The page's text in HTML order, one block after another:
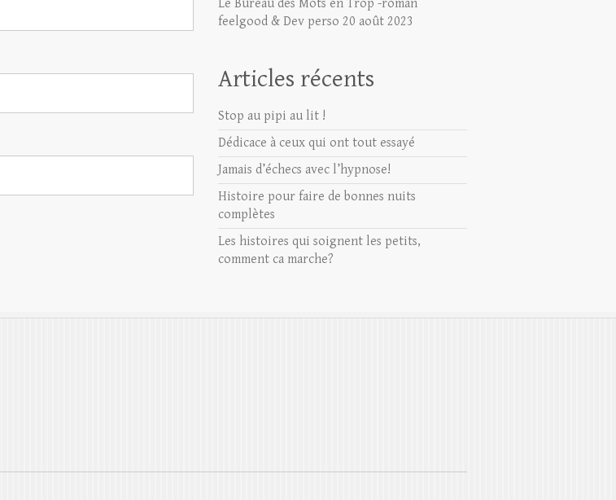
Le Bureau des Mots en Trop -roman
feelgood & Dev perso 20 août 2023
Articles récents
Stop au pipi au lit !
Dédicace à ceux qui ont tout essayé
Jamais d’échecs avec l’hypnose!
Histoire pour faire de bonnes nuits
complètes
Les histoires qui soignent les petits,
comment ca marche?